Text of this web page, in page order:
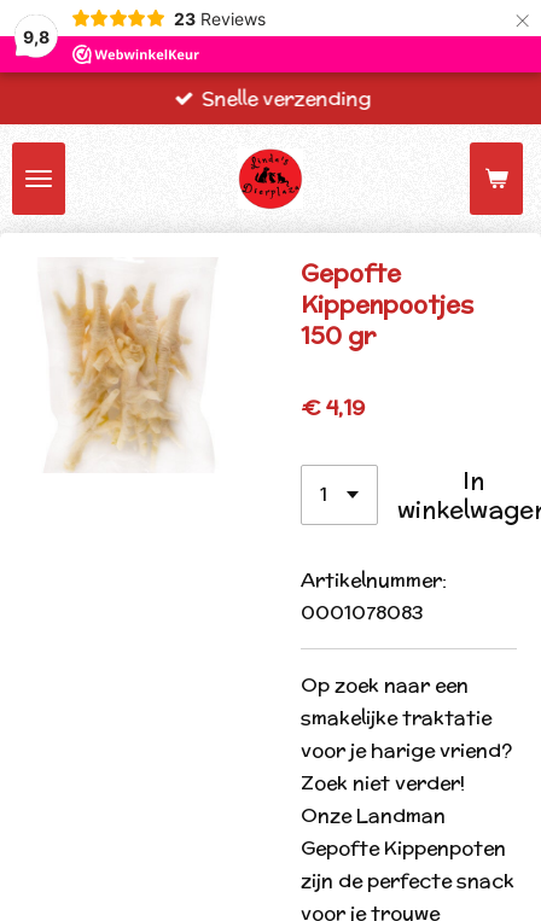
9,8
23 Reviews ×
Snelle verzending
Gepofte
Kippenpootjes
150 gr
€ 4,19
In
Artikelnummer:
0001078083
Op zoek naar een
smakelijke traktatie
voor je harige vriend?
Zoek niet verder!
Onze Landman
Gepofte Kippenpoten
zijn de perfecte snack
voor je trouwe